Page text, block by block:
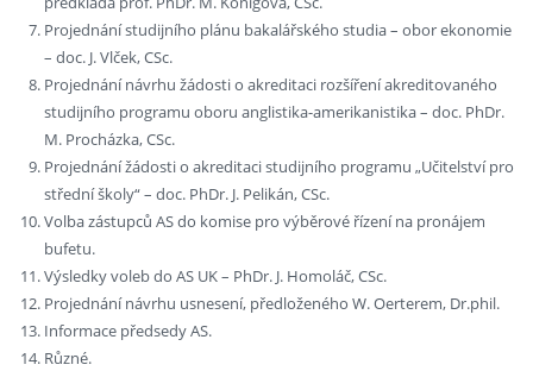
Projednání studijního plánu bakalářského studia – obor ekonomie
– doc. J. Vlček, CSc.
Projednání návrhu žádosti o akreditaci rozšíření akreditovaného
studijního programu oboru anglistika-amerikanistika – doc. PhDr.
M. Procházka, CSc.
Projednání žádosti o akreditaci studijního programu „Učitelství pro
střední školy“ – doc. PhDr. J. Pelikán, CSc.
Volba zástupců AS do komise pro výběrové řízení na pronájem
bufetu.
Výsledky voleb do AS UK – PhDr. J. Homoláč, CSc.
Projednání návrhu usnesení, předloženého W. Oerterem, Dr.phil.
Informace předsedy AS.
Různé.